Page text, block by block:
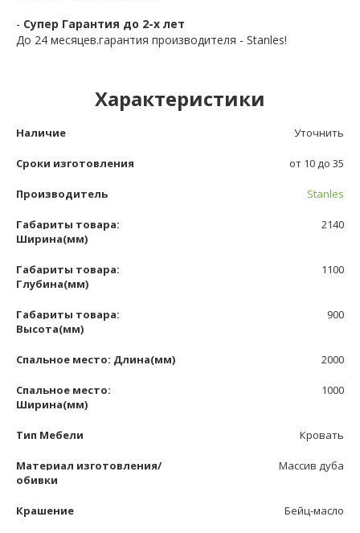
- Супер Гарантия до 2-х лет
До 24 месяцев.гарантия производителя - Stanles!
Характеристики
Наличие Уточнить
Сроки изготовления от 10 до 35
Производитель Stanles
Габариты товара:
Ширина(мм)
2140
Габариты товара:
Глубина(мм)
1100
Габариты товара:
Высота(мм)
900
Спальное место: Длина(мм) 2000
Спальное место:
Ширина(мм)
1000
Тип Мебели Кровать
Материал изготовления/
обивки
Массив дуба
Крашение Бейц-масло